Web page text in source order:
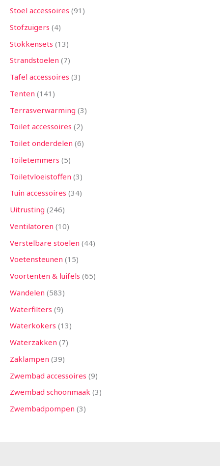
Stoel accessoires 91
Stofzuigers 4
Stokkensets 13
Strandstoelen 7
Tafel accessoires 3
Tenten 141
Terrasverwarming 3
Toilet accessoires 2
Toilet onderdelen 6
Toiletemmers 5
Toiletvloeistoffen 3
Tuin accessoires 34
Uitrusting 246
Ventilatoren 10
Verstelbare stoelen 44
Voetensteunen 15
Voortenten & luifels 65
Wandelen 583
Waterfilters 9
Waterkokers 13
Waterzakken 7
Zaklampen 39
Zwembad accessoires 9
Zwembad schoonmaak 3
Zwembadpompen 3